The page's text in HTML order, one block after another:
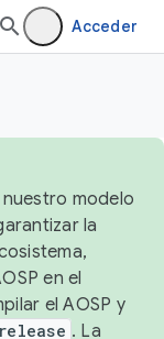
Acceder
modelo
la
en el
el AOSP y
. La